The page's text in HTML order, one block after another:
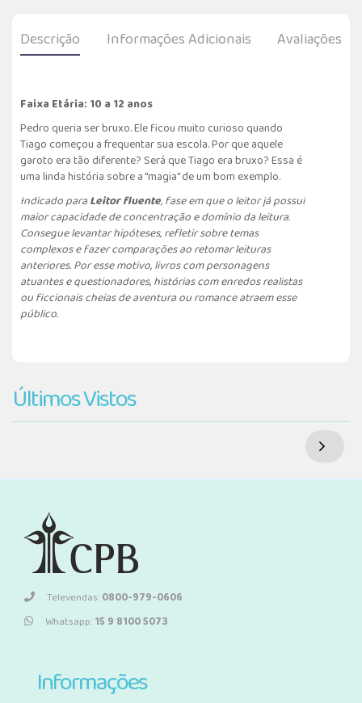
Descrição Informações Adicionais Avaliações
Faixa Etária: 10 a 12 anos
Pedro queria ser bruxo. Ele ficou muito curioso quando
Tiago começou a frequentar sua escola. Por que aquele
garoto era tão diferente? Será que Tiago era bruxo? Essa é
uma linda história sobre a "magia" de um bom exemplo.
Indicado paraLeitor fluente, fase em que o leitor já possui
maior capacidade de concentração e domínio da leitura.
Consegue levantar hipóteses, refletir sobre temas
complexos e fazer comparações ao retomar leituras
anteriores. Por esse motivo, livros com personagens
atuantes e questionadores, histórias com enredos realistas
ou ficcionais cheias de aventura ou romance atraem esse
público.
Últimos Vistos
Televendas:0800-979-0606
Whatsapp:15 9 8100 5073
Informações